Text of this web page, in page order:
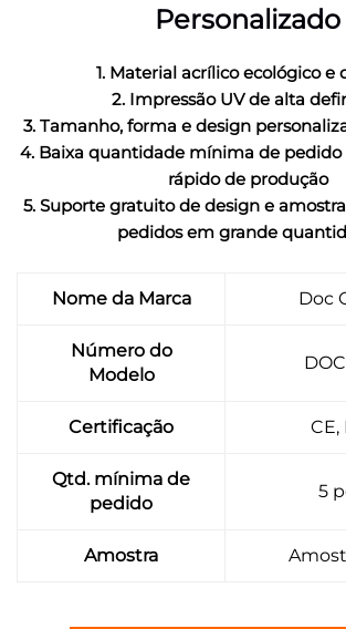
Personalizado
1. Material acrílico ecológico e
2. Impressão UV de alta
3. Tamanho, forma e design
4. Baixa quantidade mínima de
rápido de produção
5. Suporte gratuito de design e
pedidos em grande
Nome da Marca Doc
Número do
Modelo
Certificação CE,
Qtd. mínima de
pedido
5
Amostra